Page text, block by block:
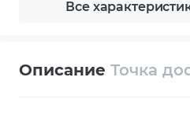
Все
Описание Точка